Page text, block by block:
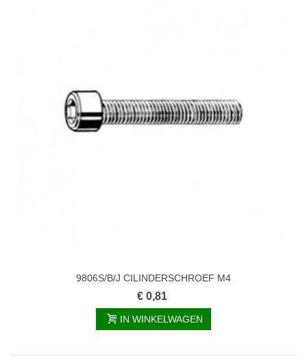
9806S/B/J CILINDERSCHROEF M4
€ 0,81
IN WINKELWAGEN